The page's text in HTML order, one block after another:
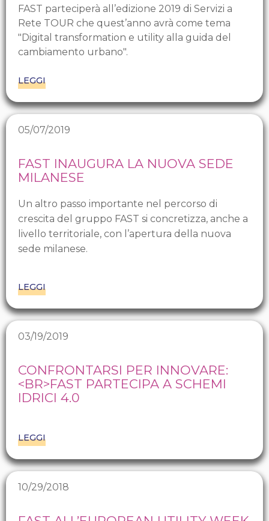
FAST parteciperà all’edizione 2019 di Servizi a
Rete TOUR che quest’anno avrà come tema
"Digital transformation e utility alla guida del
cambiamento urbano".
LEGGI
05/07/2019
FAST INAUGURA LA NUOVA SEDE
MILANESE
Un altro passo importante nel percorso di
crescita del gruppo FAST si concretizza, anche a
livello territoriale, con l’apertura della nuova
sede milanese.
LEGGI
03/19/2019
CONFRONTARSI PER INNOVARE:
<BR>FAST PARTECIPA A SCHEMI
IDRICI 4.0
LEGGI
10/29/2018